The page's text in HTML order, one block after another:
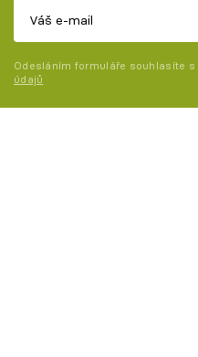
Odesláním formuláře souhlasíte s
údajů